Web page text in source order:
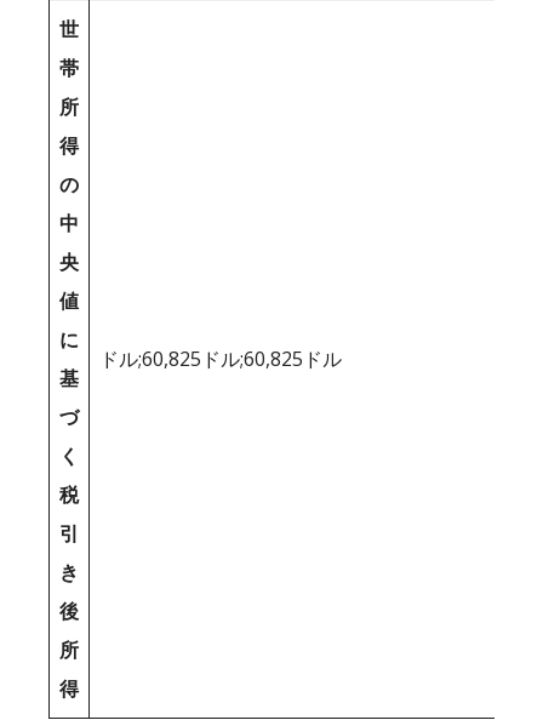
世
帯
所
得
の
中
央
値
に
基
づ
く
税
引
き
後
所
得
ドル;60,825ドル;60,825ドル